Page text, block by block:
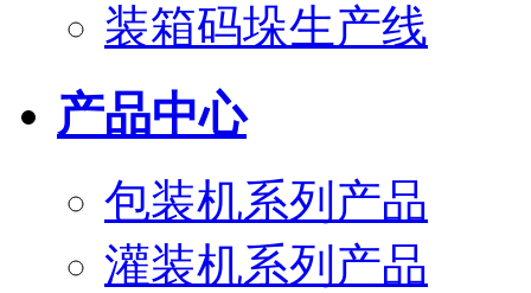
装箱码垛生产线
产品中心
包装机系列产品
灌装机系列产品